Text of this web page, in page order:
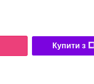
Купити з